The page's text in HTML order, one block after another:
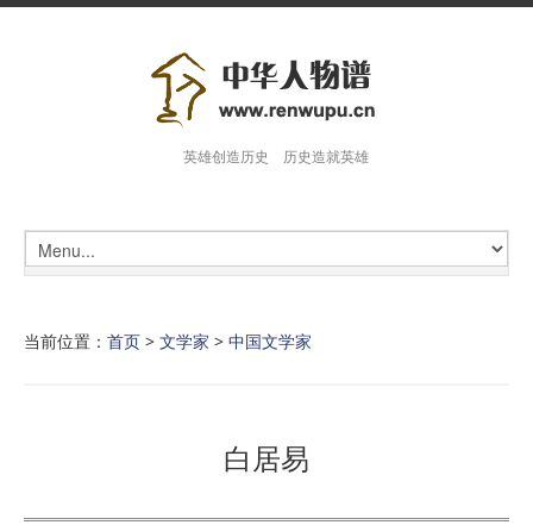
英雄创造历史 历史造就英雄
当前位置： 首页 > 文学家 > 中国文学家
白居易